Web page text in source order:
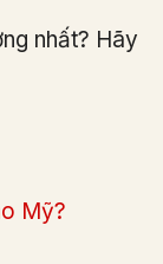
nhất? Hãy
Mỹ?